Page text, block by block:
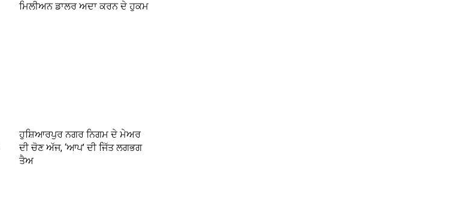
ਮਿਲੀਅਨ ਡਾਲਰ ਅਦਾ ਕਰਨ ਦੇ ਹੁਕਮ
ਹੁਸ਼ਿਆਰਪੁਰ ਨਗਰ ਨਿਗਮ ਦੇ ਮੇਅਰ
ਦੀ ਚੋਣ ਅੱਜ, ‘ਆਪ’ ਦੀ ਜਿੱਤ ਲਗਭਗ
ਤੈਅ